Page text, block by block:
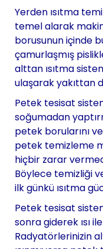
Yerden ısıtma
temel alarak
borusunun içinde
çamurlaşmış
alttan ısıtma
ulaşarak yakıttan
Petek tesisat
soğumadan
petek borularını
petek temizleme
hiçbir zarar
Böylece temizliği
ilk günkü ısıtma
Petek tesisat
sonra giderek ısı
Radyatörlerinizin alt